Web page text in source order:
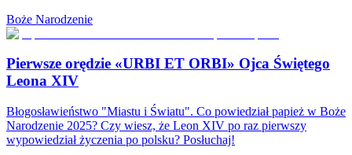
Boże Narodzenie
Pierwsze orędzie «URBI ET ORBI» Ojca Świętego
Leona XIV
Błogosławieństwo "Miastu i Światu". Co powiedział papież w Boże
Narodzenie 2025? Czy wiesz, że Leon XIV po raz pierwszy
wypowiedział życzenia po polsku? Posłuchaj!